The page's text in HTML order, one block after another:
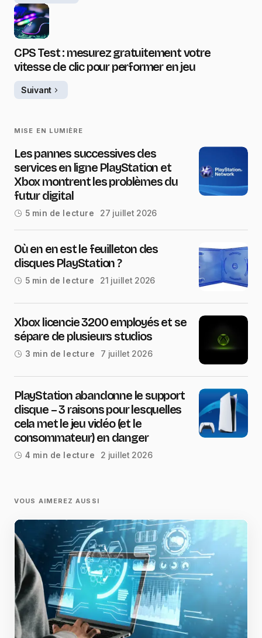
CPS Test : mesurez gratuitement votre
vitesse de clic pour performer en jeu
Suivant
MISE EN LUMIÈRE
Les pannes successives des
services en ligne PlayStation et
Xbox montrent les problèmes du
futur digital
5 min de lecture 27 juillet 2026
Où en en est le feuilleton des
disques PlayStation ?
5 min de lecture 21 juillet 2026
Xbox licencie 3200 employés et se
sépare de plusieurs studios
3 min de lecture 7 juillet 2026
PlayStation abandonne le support
disque – 3 raisons pour lesquelles
cela met le jeu vidéo (et le
consommateur) en danger
4 min de lecture 2 juillet 2026
VOUS AIMEREZ AUSSI